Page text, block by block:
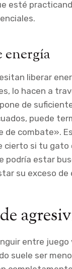
esté
energía
liberar
lo hacen a
de
puede
de combate».
cierto si tu gato
podría estar
su exceso de
entre juego
suele ser